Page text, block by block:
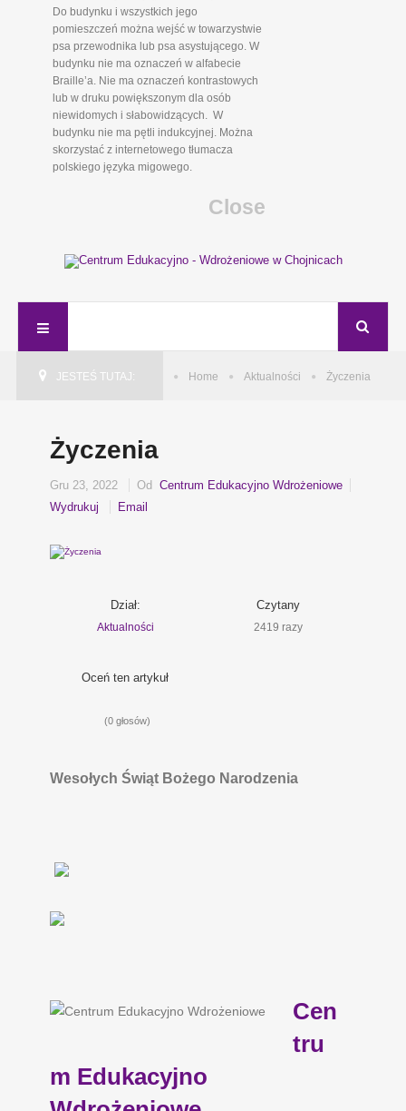
Do budynku i wszystkich jego
pomieszczeń można wejść w towarzystwie
psa przewodnika lub psa asystującego. W
budynku nie ma oznaczeń w alfabecie
Braille’a. Nie ma oznaczeń kontrastowych
lub w druku powiększonym dla osób
niewidomych i słabowidzących. W
budynku nie ma pętli indukcyjnej. Można
skorzystać z internetowego tłumacza
polskiego języka migowego.
Close
JESTEŚ TUTAJ: Home Aktualności Życzenia
Życzenia
Gru 23, 2022 OdCentrum Edukacyjno Wdrożeniowe
Wydrukuj
Email
Dział:
Aktualności
Czytany
2419 razy
Oceń ten artykuł
(0 głosów)
Wesołych Świąt Bożego Narodzenia
Cen
tru
m Edukacyjno